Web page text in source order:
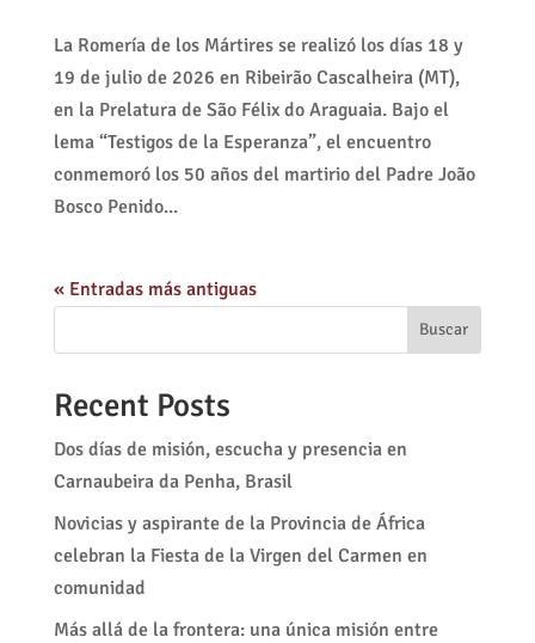
La Romería de los Mártires se realizó los días 18 y
19 de julio de 2026 en Ribeirão Cascalheira (MT),
en la Prelatura de São Félix do Araguaia. Bajo el
lema “Testigos de la Esperanza”, el encuentro
conmemoró los 50 años del martirio del Padre João
Bosco Penido...
« Entradas más antiguas
Buscar
Recent Posts
Dos días de misión, escucha y presencia en
Carnaubeira da Penha, Brasil
Novicias y aspirante de la Provincia de África
celebran la Fiesta de la Virgen del Carmen en
comunidad
Más allá de la frontera: una única misión entre